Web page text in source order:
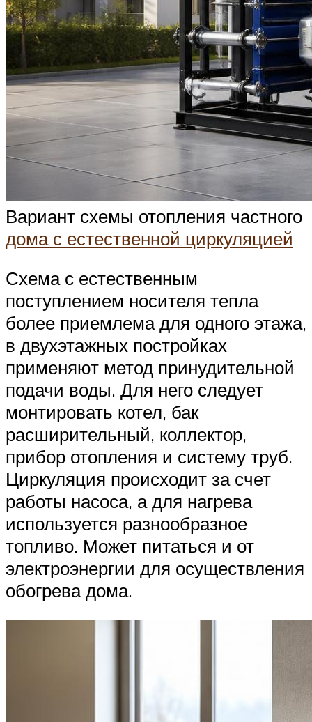
Вариант схемы отопления частного
дома с естественной циркуляцией
Схема с естественным
поступлением носителя тепла
более приемлема для одного этажа,
в двухэтажных постройках
применяют метод принудительной
подачи воды. Для него следует
монтировать котел, бак
расширительный, коллектор,
прибор отопления и систему труб.
Циркуляция происходит за счет
работы насоса, а для нагрева
используется разнообразное
топливо. Может питаться и от
электроэнергии для осуществления
обогрева дома.